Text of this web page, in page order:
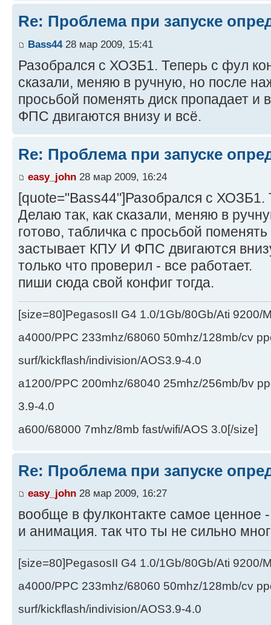
Re: Проблема при запуске
Bass4428 мар 2009, 15:41
Разобрался с ХОЗБ1. Теперь с фул
сказали, меняю в ручную, но после
просьбой поменять диск пропадает
ФПС двигаются внизу и всё.
Re: Проблема при запуске
easy_john 28 мар 2009, 16:24
[quote="Bass44"]Разобрался с ХОЗБ1.
Делаю так, как сказали, меняю в
готово, табличка с просьбой
застывает КПУ И ФПС двигаются
только что проверил - все работает.
пиши сюда свой конфиг тогда.
[size=80]PegasosII G4 1.0/1Gb/80Gb/Ati 9200/
a4000/PPC 233mhz/68060 50mhz/128mb/cv
surf/kickflash/indivision/AOS3.9-4.0
a1200/PPC 200mhz/68040 25mhz/256mb/bv
3.9-4.0
a600/68000 7mhz/8mb fast/wifi/AOS 3.0[/size]
Re: Проблема при запуске
easy_john 28 мар 2009, 16:27
вообще в фулконтакте самое ценное
и анимация. так что ты не сильно
[size=80]PegasosII G4 1.0/1Gb/80Gb/Ati 9200/
a4000/PPC 233mhz/68060 50mhz/128mb/cv
surf/kickflash/indivision/AOS3.9-4.0